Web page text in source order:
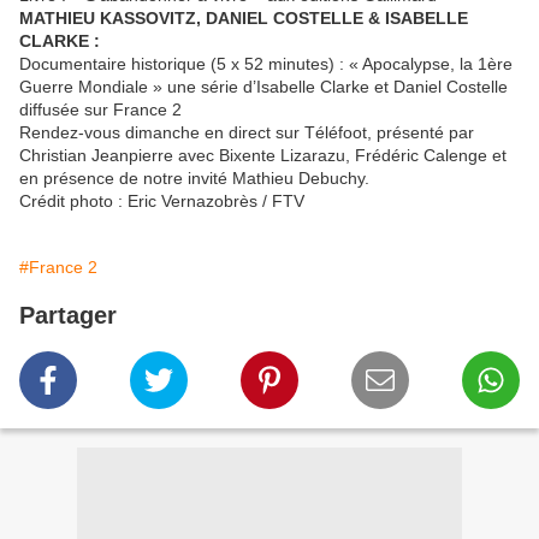
MATHIEU KASSOVITZ, DANIEL COSTELLE & ISABELLE
CLARKE :
Documentaire historique (5 x 52 minutes) : « Apocalypse, la 1ère
Guerre Mondiale » une série d’Isabelle Clarke et Daniel Costelle
diffusée sur France 2
Rendez-vous dimanche en direct sur Téléfoot, présenté par
Christian Jeanpierre avec Bixente Lizarazu, Frédéric Calenge et
en présence de notre invité Mathieu Debuchy.
Crédit photo : Eric Vernazobrès / FTV
#France 2
Partager